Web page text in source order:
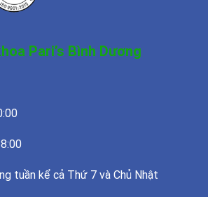
Pari’s Bình Dương
tuần kể cả Thứ 7 và Chủ Nhật